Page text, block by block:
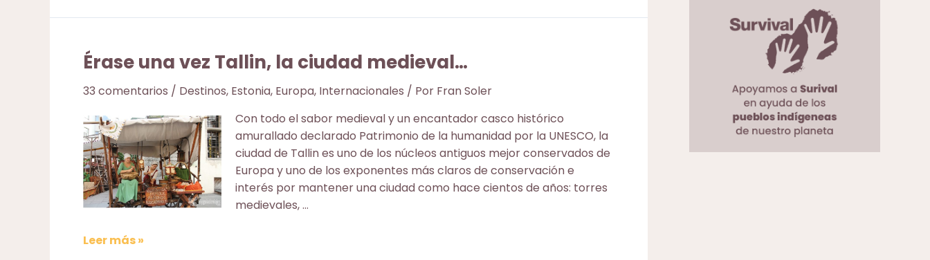
un
medieval
Érase una vez Tallin, la ciudad medieval…
33 comentarios / Destinos, Estonia, Europa, Internacionales / Por Fran Soler
Con todo el sabor medieval y un encantador casco histórico
amurallado declarado Patrimonio de la humanidad por la UNESCO, la
ciudad de Tallin es uno de los núcleos antiguos mejor conservados de
Europa y uno de los exponentes más claros de conservación e
interés por mantener una ciudad como hace cientos de años: torres
medievales, …
Érase
Leer más »